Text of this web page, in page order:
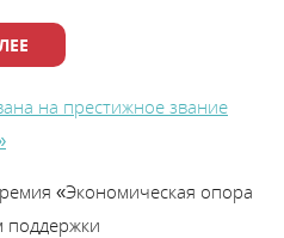
на престижное звание
«Экономическая опора
поддержки